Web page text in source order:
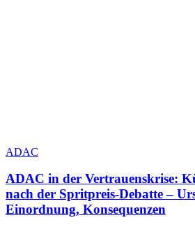
ADAC
ADAC in der Vertrauenskrise:
nach der Spritpreis-Debatte –
Einordnung, Konsequenzen